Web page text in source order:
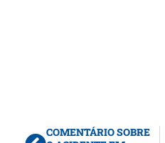
COMENTÁRIO SOBRE